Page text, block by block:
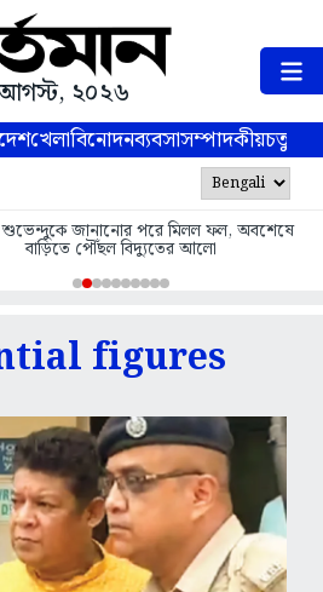
২০২৬
খেলাবিনোদনব্যবসাসম্পাদকীয়
শুভেন্দুকে জানানোর পরে মিলল ফল, অবশেষে
বাড়িতে পৌঁছল বিদ্যুতের আলো
figures